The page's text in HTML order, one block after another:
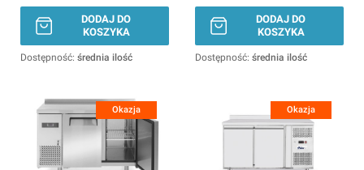
DODAJ DO
KOSZYKA
Dostępność: średnia ilość
DODAJ DO
KOSZYKA
Dostępność: średnia ilość
Okazja Okazja